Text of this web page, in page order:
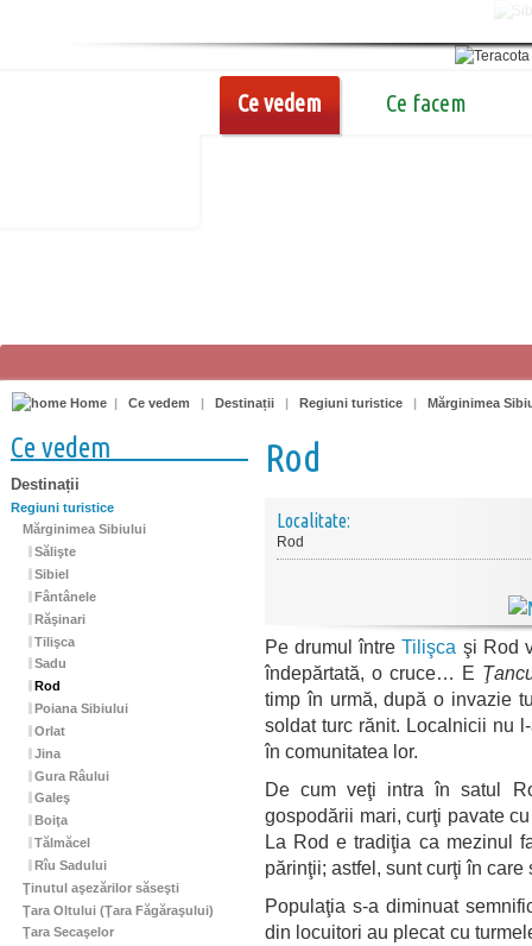
Ce vedem Ce facem
Home | Ce vedem | Destinații | Regiuni turistice | Mărginimea
Ce vedem
Destinații
Regiuni turistice
Mărginimea Sibiului
Sălişte
Sibiel
Fântânele
Răşinari
Tilişca
Sadu
Rod
Poiana Sibiului
Orlat
Jina
Gura Râului
Galeş
Boiţa
Tălmăcel
Rîu Sadului
Ţinutul aşezărilor săseşti
Ţara Oltului (Ţara Făgăraşului)
Ţara Secaşelor
Rod
Localitate:
Rod
Pe drumul întreTilişca şi Rod
îndepărtată, o cruce… E
timp în urmă, după o invazie
soldat turc rănit. Localnicii nu
în comunitatea lor.
De cum veţi intra în satul
gospodării mari, curţi pavate
La Rod e tradiţia ca mezinul
părinţii; astfel, sunt curţi în
Populaţia s-a diminuat
din locuitori au plecat cu